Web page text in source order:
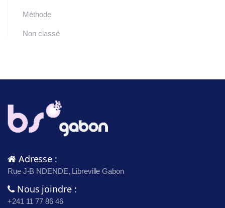
Méthode
Non classé
Adresse :
Rue J-B NDENDE, Libreville Gabon
Nous joindre :
+241 11 77 86 46